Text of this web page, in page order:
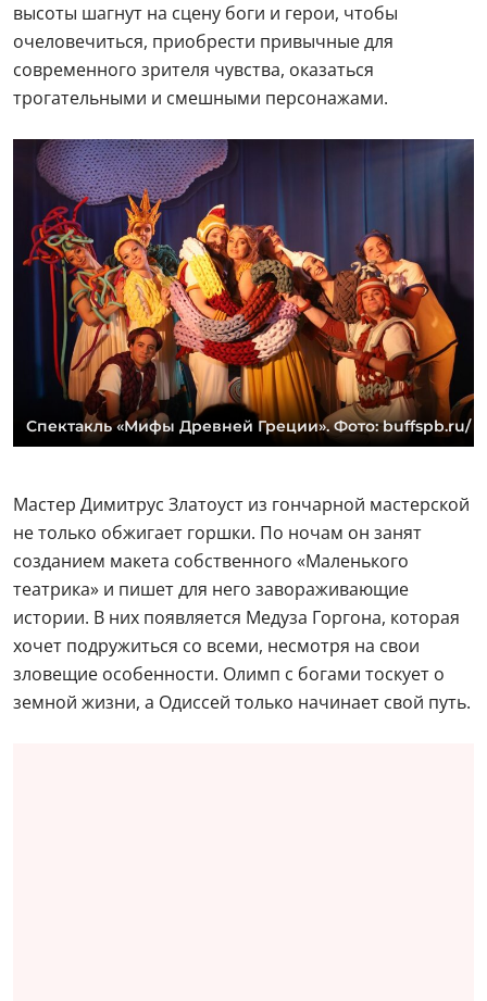
высоты шагнут на сцену боги и герои, чтобы
очеловечиться, приобрести привычные для
современного зрителя чувства, оказаться
трогательными и смешными персонажами.
Спектакль «Мифы Древней Греции». Фото: buffspb.ru/
Мастер Димитрус Златоуст из гончарной мастерской
не только обжигает горшки. По ночам он занят
созданием макета собственного «Маленького
театрика» и пишет для него завораживающие
истории. В них появляется Медуза Горгона, которая
хочет подружиться со всеми, несмотря на свои
зловещие особенности. Олимп с богами тоскует о
земной жизни, а Одиссей только начинает свой путь.